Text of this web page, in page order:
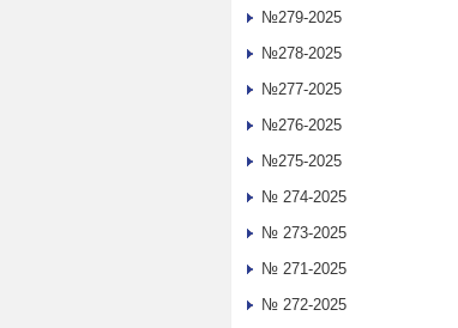
№279-2025
№278-2025
№277-2025
№276-2025
№275-2025
№ 274-2025
№ 273-2025
№ 271-2025
№ 272-2025